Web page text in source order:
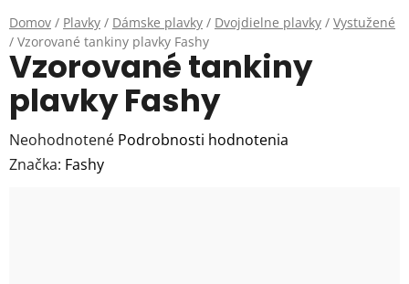
Domov / Plavky / Dámske plavky / Dvojdielne plavky / Vystužené
/ Vzorované tankiny plavky Fashy
Vzorované tankiny
plavky Fashy
Priemerné
hodnotenie
Neohodnotené Podrobnosti hodnotenia
Značka: Fashy